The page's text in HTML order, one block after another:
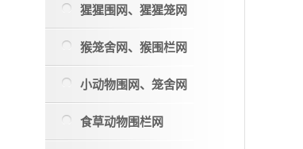
猩猩围网、猩猩笼网
猴笼舍网、猴围栏网
小动物围网、笼舍网
食草动物围栏网